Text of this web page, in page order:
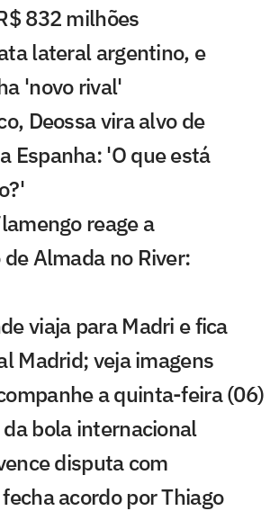
832 milhões
lateral argentino, e
'novo rival'
Deossa vira alvo de
Espanha: 'O que está
reage a
Almada no River:
viaja para Madri e fica
Madrid; veja imagens
a quinta-feira (06)
bola internacional
disputa com
acordo por Thiago